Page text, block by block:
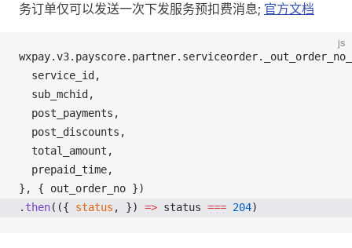
务订单仅可以发送一次下发服务预扣费消息; 官方文档
js
wxpay.v3. payscore. partner. serviceorder.
_out_order_no_
service_id ,
sub_mchid ,
post_payments ,
post_discounts ,
total_amount ,
prepaid_time,
}, { out_order_no })
. then(({ status , }) => status === 204)